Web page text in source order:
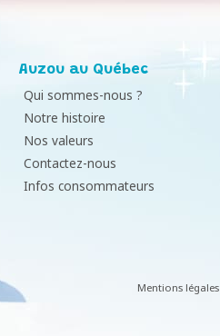
Auzou au Québec
Qui sommes-nous ?
Notre histoire
Nos valeurs
Contactez-nous
Infos consommateurs
Mentions légales